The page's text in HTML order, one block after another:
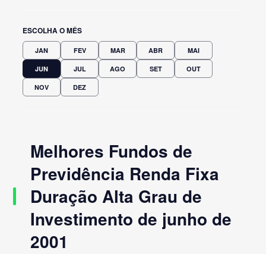
ESCOLHA O MÊS
JAN FEV MAR ABR MAI
JUN JUL AGO SET OUT
NOV DEZ
Melhores Fundos de
Previdência Renda Fixa
Duração Alta Grau de
Investimento de junho de
2001